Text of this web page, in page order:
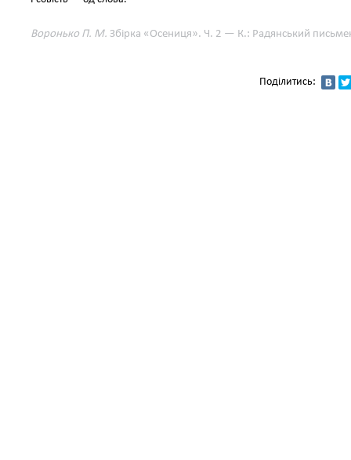
Воронько П. М. Збірка «Осениця». Ч. 2 — К.: Радянський
Поділитись: